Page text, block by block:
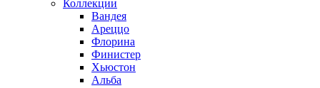
Коллекции
Вандея
Ареццо
Флорина
Финистер
Хьюстон
Альба